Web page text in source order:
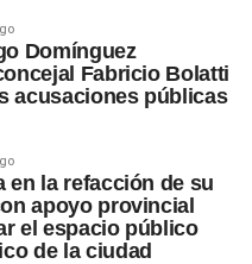
Domínguez
Fabricio Bolatti
acusaciones públicas
en la refacción de su
apoyo provincial
el espacio público
de la ciudad